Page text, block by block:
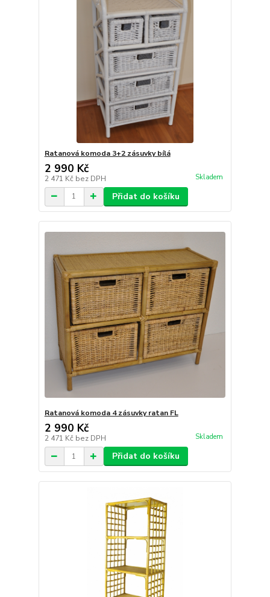
Ratanová komoda 3+2 zásuvky bílá
2 990 Kč
2 471 Kč bez DPH Skladem
Přidat do košíku
Ratanová komoda 4 zásuvky ratan FL
2 990 Kč
2 471 Kč bez DPH Skladem
Přidat do košíku